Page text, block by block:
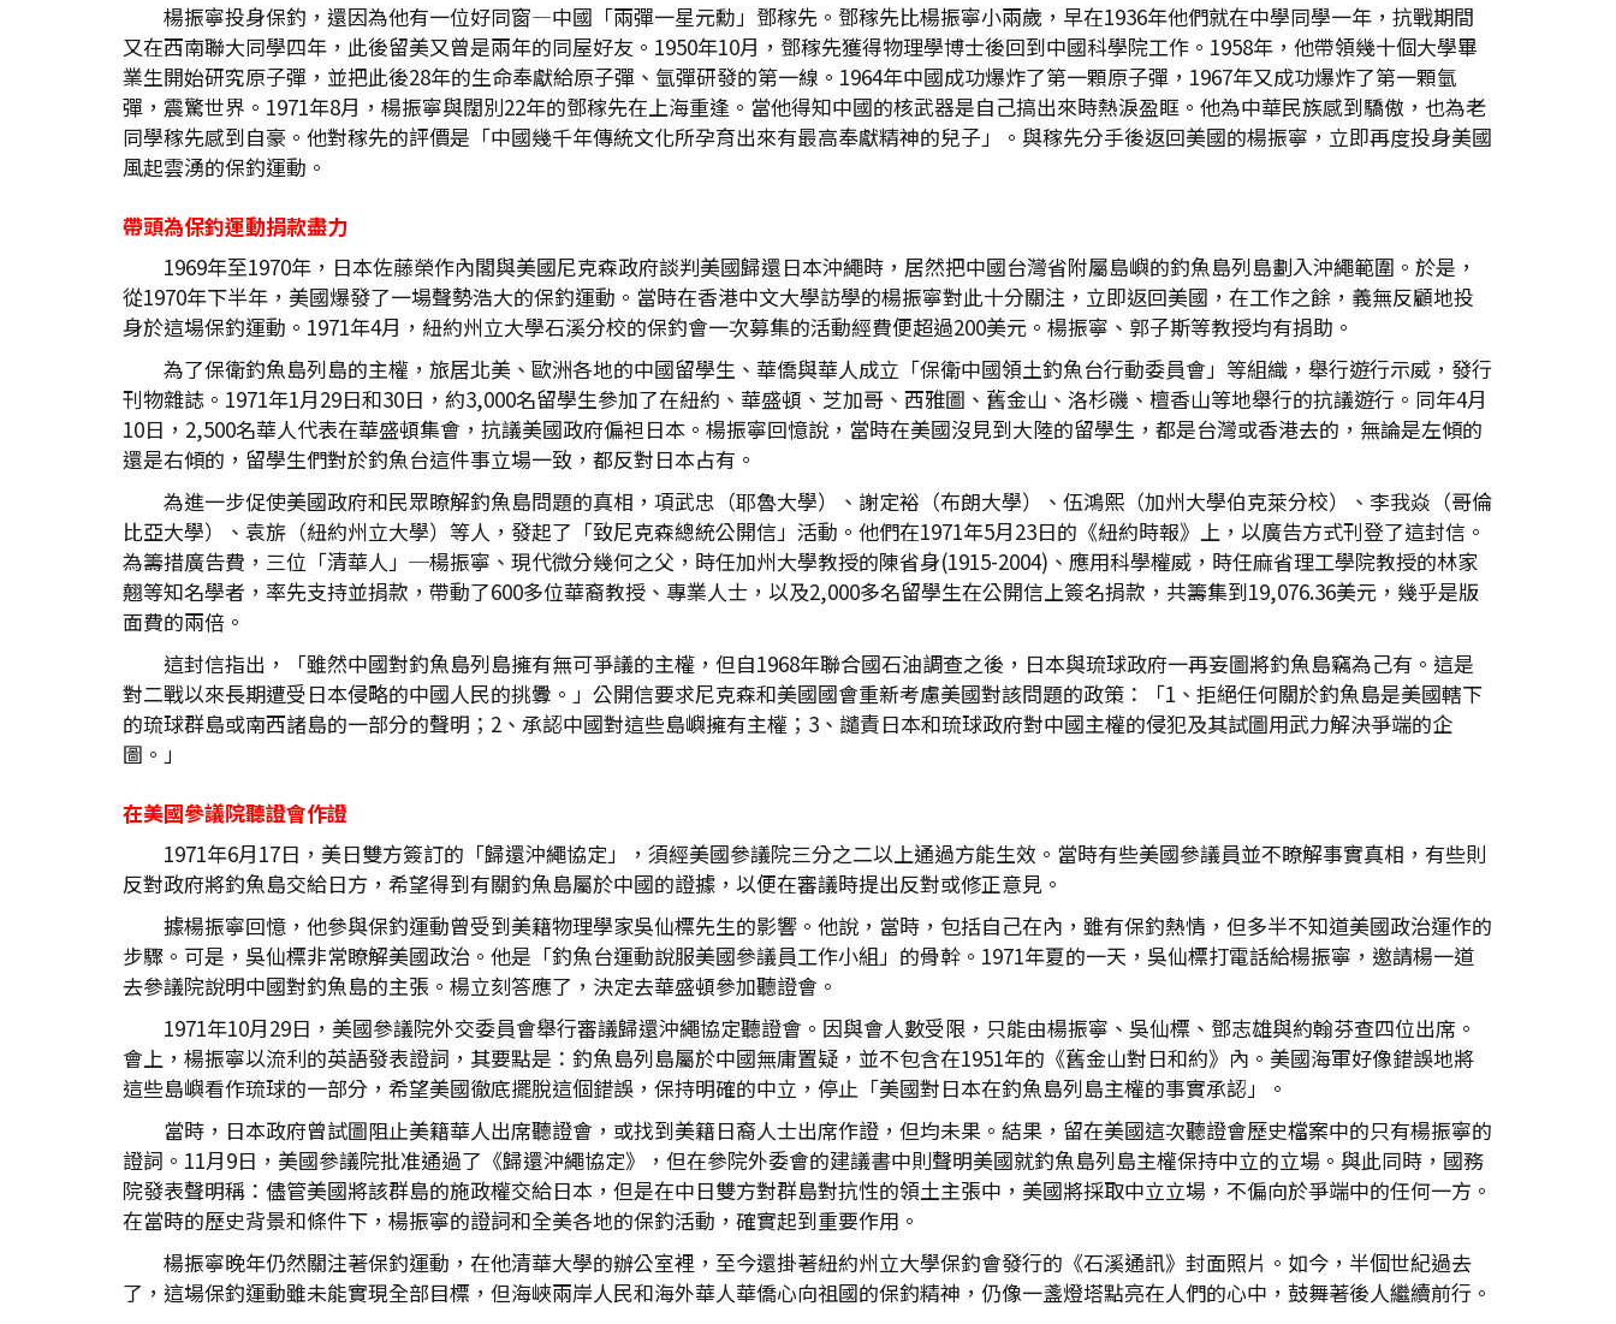
楊振寧投身保釣，還因為他有一位好同窗—中國「兩彈一星元勳」鄧稼先。鄧稼先比楊振寧小兩歲，早在1936年他們就在中學同學一年，抗戰期間
又在西南聯大同學四年，此後留美又曾是兩年的同屋好友。1950年10月，鄧稼先獲得物理學博士後回到中國科學院工作。1958年，他帶領幾十個大學畢
業生開始研究原子彈，並把此後28年的生命奉獻給原子彈、氫彈研發的第一線。1964年中國成功爆炸了第一顆原子彈，1967年又成功爆炸了第一顆氫
彈，震驚世界。1971年8月，楊振寧與闊別22年的鄧稼先在上海重逢。當他得知中國的核武器是自己搞出來時熱淚盈眶。他為中華民族感到驕傲，也為老
同學稼先感到自豪。他對稼先的評價是「中國幾千年傳統文化所孕育出來有最高奉獻精神的兒子」。與稼先分手後返回美國的楊振寧，立即再度投身美國
風起雲湧的保釣運動。
帶頭為保釣運動捐款盡力
1969年至1970年，日本佐藤榮作內閣與美國尼克森政府談判美國歸還日本沖繩時，居然把中國台灣省附屬島嶼的釣魚島列島劃入沖繩範圍。於是，
從1970年下半年，美國爆發了一場聲勢浩大的保釣運動。當時在香港中文大學訪學的楊振寧對此十分關注，立即返回美國，在工作之餘，義無反顧地投
身於這場保釣運動。1971年4月，紐約州立大學石溪分校的保釣會一次募集的活動經費便超過200美元。楊振寧、郭子斯等教授均有捐助。
為了保衛釣魚島列島的主權，旅居北美、歐洲各地的中國留學生、華僑與華人成立「保衛中國領土釣魚台行動委員會」等組織，舉行遊行示威，發行
刊物雜誌。1971年1月29日和30日，約3,000名留學生參加了在紐約、華盛頓、芝加哥、西雅圖、舊金山、洛杉磯、檀香山等地舉行的抗議遊行。同年4月
10日，2,500名華人代表在華盛頓集會，抗議美國政府偏袒日本。楊振寧回憶說，當時在美國沒見到大陸的留學生，都是台灣或香港去的，無論是左傾的
還是右傾的，留學生們對於釣魚台這件事立場一致，都反對日本占有。
為進一步促使美國政府和民眾瞭解釣魚島問題的真相，項武忠（耶魯大學）、謝定裕（布朗大學）、伍鴻熙（加州大學伯克萊分校）、李我焱（哥倫
比亞大學）、袁旂（紐約州立大學）等人，發起了「致尼克森總統公開信」活動。他們在1971年5月23日的《紐約時報》上，以廣告方式刊登了這封信。
為籌措廣告費，三位「清華人」─楊振寧、現代微分幾何之父，時任加州大學教授的陳省身(1915-2004)、應用科學權威，時任麻省理工學院教授的林家
翹等知名學者，率先支持並捐款，帶動了600多位華裔教授、專業人士，以及2,000多名留學生在公開信上簽名捐款，共籌集到19,076.36美元，幾乎是版
面費的兩倍。
這封信指出，「雖然中國對釣魚島列島擁有無可爭議的主權，但自1968年聯合國石油調查之後，日本與琉球政府一再妄圖將釣魚島竊為己有。這是
對二戰以來長期遭受日本侵略的中國人民的挑釁。」公開信要求尼克森和美國國會重新考慮美國對該問題的政策：「1、拒絕任何關於釣魚島是美國轄下
的琉球群島或南西諸島的一部分的聲明；2、承認中國對這些島嶼擁有主權；3、譴責日本和琉球政府對中國主權的侵犯及其試圖用武力解決爭端的企
圖。」
在美國參議院聽證會作證
1971年6月17日，美日雙方簽訂的「歸還沖繩協定」，須經美國參議院三分之二以上通過方能生效。當時有些美國參議員並不瞭解事實真相，有些則
反對政府將釣魚島交給日方，希望得到有關釣魚島屬於中國的證據，以便在審議時提出反對或修正意見。
據楊振寧回憶，他參與保釣運動曾受到美籍物理學家吳仙標先生的影響。他說，當時，包括自己在內，雖有保釣熱情，但多半不知道美國政治運作的
步驟。可是，吳仙標非常瞭解美國政治。他是「釣魚台運動說服美國參議員工作小組」的骨幹。1971年夏的一天，吳仙標打電話給楊振寧，邀請楊一道
去參議院說明中國對釣魚島的主張。楊立刻答應了，決定去華盛頓參加聽證會。
1971年10月29日，美國參議院外交委員會舉行審議歸還沖繩協定聽證會。因與會人數受限，只能由楊振寧、吳仙標、鄧志雄與約翰芬查四位出席。
會上，楊振寧以流利的英語發表證詞，其要點是：釣魚島列島屬於中國無庸置疑，並不包含在1951年的《舊金山對日和約》內。美國海軍好像錯誤地將
這些島嶼看作琉球的一部分，希望美國徹底擺脫這個錯誤，保持明確的中立，停止「美國對日本在釣魚島列島主權的事實承認」。
當時，日本政府曾試圖阻止美籍華人出席聽證會，或找到美籍日裔人士出席作證，但均未果。結果，留在美國這次聽證會歷史檔案中的只有楊振寧的
證詞。11月9日，美國參議院批准通過了《歸還沖繩協定》，但在參院外委會的建議書中則聲明美國就釣魚島列島主權保持中立的立場。與此同時，國務
院發表聲明稱：儘管美國將該群島的施政權交給日本，但是在中日雙方對群島對抗性的領土主張中，美國將採取中立立場，不偏向於爭端中的任何一方。
在當時的歷史背景和條件下，楊振寧的證詞和全美各地的保釣活動，確實起到重要作用。
楊振寧晚年仍然關注著保釣運動，在他清華大學的辦公室裡，至今還掛著紐約州立大學保釣會發行的《石溪通訊》封面照片。如今，半個世紀過去
了，這場保釣運動雖未能實現全部目標，但海峽兩岸人民和海外華人華僑心向祖國的保釣精神，仍像一盞燈塔點亮在人們的心中，鼓舞著後人繼續前行。